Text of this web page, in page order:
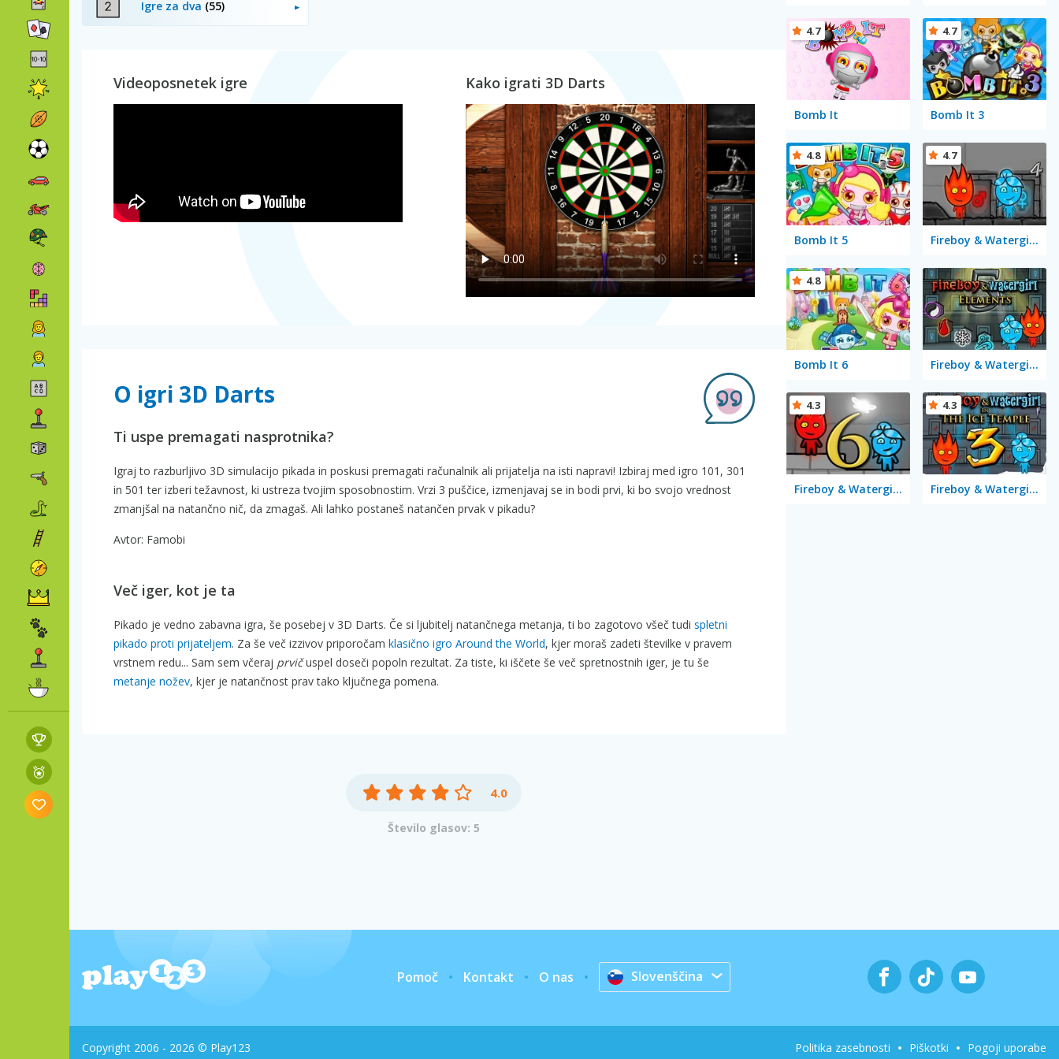
Igre za dva (55)
Videoposnetek igre Kako igrati 3D Darts
O igri 3D Darts
Ti uspe premagati nasprotnika?
Igraj to razburljivo 3D simulacijo pikada in poskusi premagati računalnik ali prijatelja na isti napravi! Izbiraj med igro 101, 301
in 501 ter izberi težavnost, ki ustreza tvojim sposobnostim. Vrzi 3 puščice, izmenjavaj se in bodi prvi, ki bo svojo vrednost
zmanjšal na natančno nič, da zmagaš. Ali lahko postaneš natančen prvak v pikadu?
Avtor: Famobi
Več iger, kot je ta
Pikado je vedno zabavna igra, še posebej v 3D Darts. Če si ljubitelj natančnega metanja, ti bo zagotovo všeč tudi spletni
pikado proti prijateljem. Za še več izzivov priporočam klasično igro Around the World, kjer moraš zadeti številke v pravem
vrstnem redu... Sam sem včeraj prvičuspel doseči popoln rezultat. Za tiste, ki iščete še več spretnostnih iger, je tu še
metanje nožev, kjer je natančnost prav tako ključnega pomena.
4.0
Število glasov: 5
Bomb It
4.7
Bomb It 3
4.7
Bomb It 5
4.8
Fireboy & Watergirl 4 in The Crystal Temple
4.7
Bomb It 6
4.8
Fireboy & Watergirl 5 Elements
Fireboy & Watergirl 6: Fairy Tales
4.3
Fireboy & Watergirl 3 in the Ice Temple
4.3
Pomoč Kontakt O nas Slovenščina
Copyright 2006 - 2026 © Play123 Politika zasebnosti Piškotki Pogoji uporabe